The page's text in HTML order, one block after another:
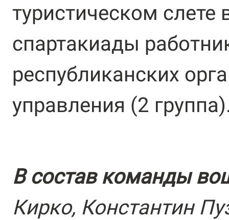
туристическом слете
спартакиады
республиканских
управления (2
В состав команды
Кирко, Константин